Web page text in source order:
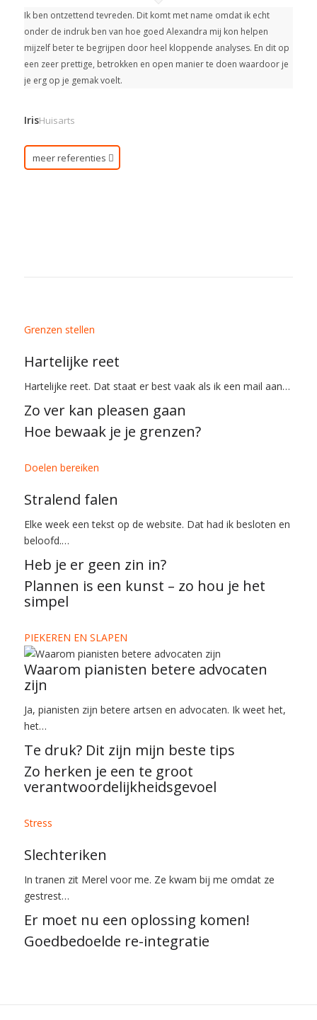
Ik ben ontzettend tevreden. Dit komt met name omdat ik echt
onder de indruk ben van hoe goed Alexandra mij kon helpen
mijzelf beter te begrijpen door heel kloppende analyses. En dit op
een zeer prettige, betrokken en open manier te doen waardoor je
je erg op je gemak voelt.
IrisHuisarts
meer referenties
Grenzen stellen
Hartelijke reet
Hartelijke reet. Dat staat er best vaak als ik een mail aan…
Zo ver kan pleasen gaan
Hoe bewaak je je grenzen?
Doelen bereiken
Stralend falen
Elke week een tekst op de website. Dat had ik besloten en
beloofd.…
Heb je er geen zin in?
Plannen is een kunst – zo hou je het
simpel
PIEKEREN EN SLAPEN
Waarom pianisten betere advocaten
zijn
Ja, pianisten zijn betere artsen en advocaten. Ik weet het,
het…
Te druk? Dit zijn mijn beste tips
Zo herken je een te groot
verantwoordelijkheidsgevoel
Stress
Slechteriken
In tranen zit Merel voor me. Ze kwam bij me omdat ze
gestrest…
Er moet nu een oplossing komen!
Goedbedoelde re-integratie